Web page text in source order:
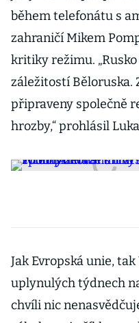
během telefonátu s
zahraničí Mikem
kritiky režimu.
záležitostí Běloruska.
připraveny společně
hrozby,“ prohlásil
Jak Evropská unie,
uplynulých týdnech
chvíli nic